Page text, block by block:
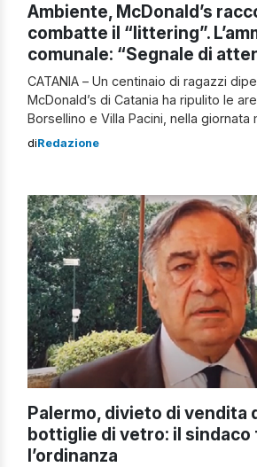
Ambiente, McDonald’s
combatte il “littering”.
comunale: “Segnale di
CATANIA – Un centinaio di ragazzi
McDonald’s di Catania ha ripulito le
Borsellino e Villa Pacini, nella giornata
alla lotta al fenomeno del littering,
l’iniziativa: “Le giornate insieme a te
promossa […]
diRedazione
Palermo, divieto di vendita
bottiglie di vetro: il sindaco
l’ordinanza